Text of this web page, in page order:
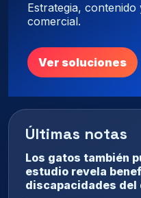
Estrategia,
comercial.
Ver soluciones
Últimas notas
Los gatos también
estudio revela
discapacidades del